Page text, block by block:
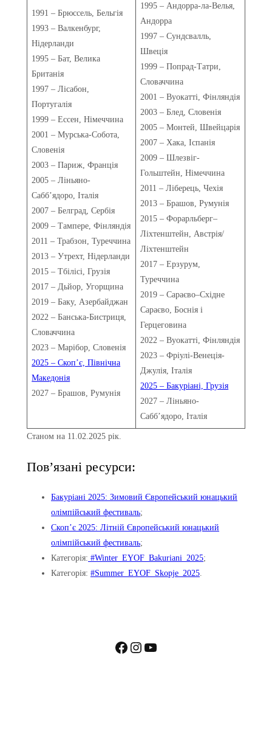
1991 – Брюссель, Бельгія
1993 – Валкенбург,
Нідерланди
1995 – Бат, Велика
Британія
1997 – Лісабон,
Португалія
1999 – Ессен, Німеччина
2001 – Мурська-Собота,
Словенія
2003 – Париж, Франція
2005 – Ліньяно-
Сабб’ядоро, Італія
2007 – Белград, Сербія
2009 – Тампере, Фінляндія
2011 – Трабзон, Туреччина
2013 – Утрехт, Нідерланди
2015 – Тбілісі, Грузія
2017 – Дьйор, Угорщина
2019 – Баку, Азербайджан
2022 – Банська-Бистриця,
Словаччина
2023 – Марібор, Словенія
2025 – Скоп’є, Північна
Македонія
2027 – Брашов, Румунія
1995 – Андорра-ла-Велья,
Андорра
1997 – Сундсвалль,
Швеція
1999 – Попрад-Татри,
Словаччина
2001 – Вуокатті, Фінляндія
2003 – Блед, Словенія
2005 – Монтей, Швейцарія
2007 – Хака, Іспанія
2009 – Шлезвіг-
Гольштейн, Німеччина
2011 – Ліберець, Чехія
2013 – Брашов, Румунія
2015 – Форарльберг–
Ліхтенштейн, Австрія/
Ліхтенштейн
2017 – Ерзурум,
Туреччина
2019 – Сараєво–Східне
Сараєво, Боснія і
Герцеговина
2022 – Вуокатті, Фінляндія
2023 – Фріулі-Венеція-
Джулія, Італія
2025 – Бакуріані, Грузія
2027 – Ліньяно-
Сабб’ядоро, Італія
Станом на 11.02.2025 рік.
Пов’язані ресурси:
Бакуріані 2025: Зимовий Європейський юнацький
олімпійський фестиваль;
Скоп’є 2025: Літній Європейський юнацький
олімпійський фестиваль;
Категорія: #Winter_EYOF_Bakuriani_2025;
Категорія: #Summer_EYOF_Skopje_2025
Facebook
Instagram
YouTube